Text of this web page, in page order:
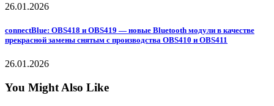
26.01.2026
connectBlue: OBS418 и OBS419 — новые Bluetooth модули в качестве
прекрасной замены снятым с производства OBS410 и OBS411
26.01.2026
You Might Also Like